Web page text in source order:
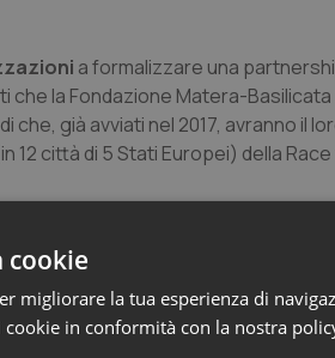
a formalizzare una
la Fondazione Matera-
già avviati nel 2017, avranno il
12 città di 5 Stati Europei) della
cookie
migliorare la tua esperienza di
in conformità con la nostra